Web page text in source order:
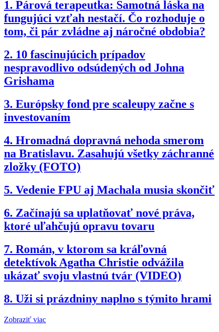
1. Párová terapeutka: Samotná láska na
fungujúci vzťah nestačí. Čo rozhoduje o
tom, či pár zvládne aj náročné obdobia?
2. 10 fascinujúcich prípadov
nespravodlivo odsúdených od Johna
Grishama
3. Európsky fond pre scaleupy začne s
investovaním
4. Hromadná dopravná nehoda smerom
na Bratislavu. Zasahujú všetky záchranné
zložky (FOTO)
5. Vedenie FPU aj Machala musia skončiť
6. Začínajú sa uplatňovať nové práva,
ktoré uľahčujú opravu tovaru
7. Román, v ktorom sa kráľovná
detektívok Agatha Christie odvážila
ukázať svoju vlastnú tvár (VIDEO)
8. Uži si prázdniny naplno s týmito hrami
Zobraziť viac